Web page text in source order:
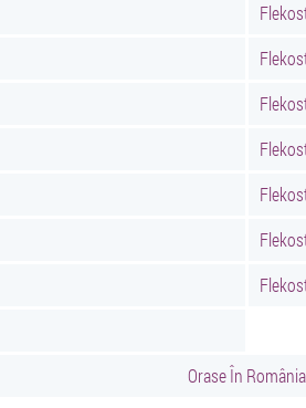
Orase În România